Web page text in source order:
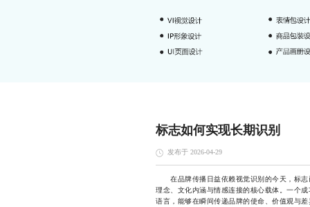
标志如何实现长期识别
发布于 2026-04-29
在品牌传播日益依赖视觉识别的今天，标志
理念、文化内涵与情感连接的核心载体。一个
语言，能够在瞬间传递品牌的使命、价值观与